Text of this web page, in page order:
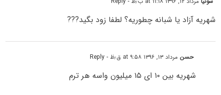
شهریه آزاد یا شبانه چطوریه؟ لطفا زود بگید???
حسن مرداد ۱۳, ۱۳۹۶ at ۹:۵۸ ق٫ظ - Reply
شهریه بین ۱۰ ای ۱۵ میلیون واسه هر ترم